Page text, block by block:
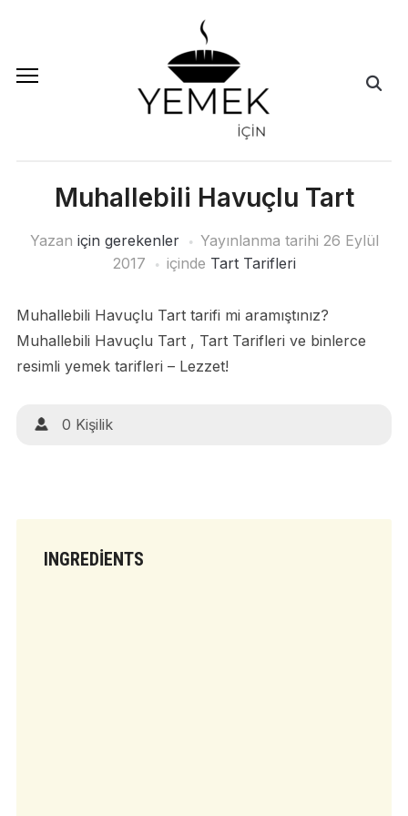
Muhallebili Havuçlu Tart
Yazan için gerekenler Yayınlanma tarihi 26 Eylül
2017
içinde Tart Tarifleri
Muhallebili Havuçlu Tart tarifi mi aramıştınız?
Muhallebili Havuçlu Tart , Tart Tarifleri ve binlerce
resimli yemek tarifleri – Lezzet!
0 Kişilik
INGREDIENTS